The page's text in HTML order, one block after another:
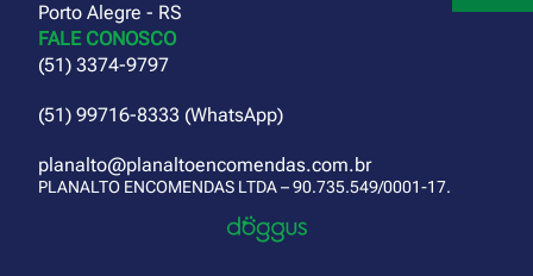
Porto Alegre - RS
FALE CONOSCO
(51) 3374-9797
(51) 99716-8333 (WhatsApp)
planalto@planaltoencomendas.com.br
PLANALTO ENCOMENDAS LTDA – 90.735.549/0001-17.